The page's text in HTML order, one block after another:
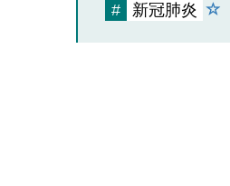
# 新冠肺炎